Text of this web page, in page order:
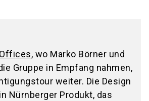
, wo Marko Börner und
Gruppe in Empfang nahmen,
weiter. Die Design
Nürnberger Produkt, das